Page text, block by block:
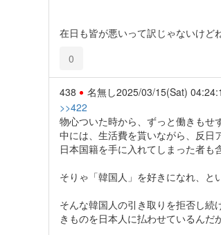
在日も皆が悪いって訳じゃないけど
0
438 名無し2025/03/15(Sat)
>>422
物心ついた時から、ずっと働きもせ
中には、生活費を貰いながら、反日
日本国籍を手に入れてしまった者も
そりゃ「韓国人」を好きになれ、と
そんな韓国人の引き取りを拒否し
きものを日本人に払わせているんだ